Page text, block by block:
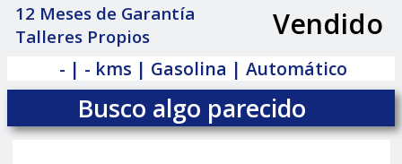
12 Meses de Garantía
Talleres Propios
Vendido
- | - kms | Gasolina | Automático
Busco algo parecido